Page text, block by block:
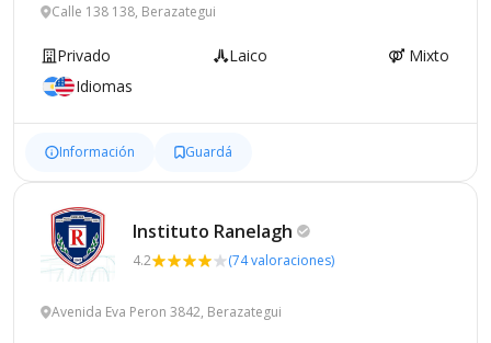
Calle 138 138, Berazategui
Privado Laico
Mixto
Idiomas
Información Guardá
Instituto Ranelagh
4.2 (74 valoraciones)
Avenida Eva Peron 3842, Berazategui